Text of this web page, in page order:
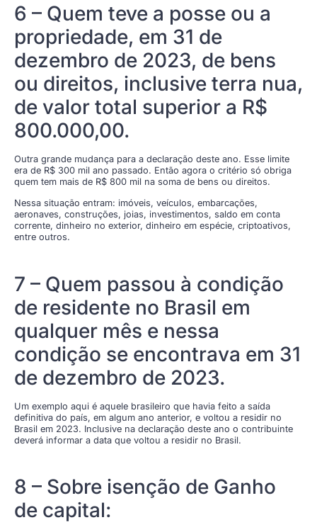
6 – Quem teve a posse ou a
propriedade, em 31 de
dezembro de 2023, de bens
ou direitos, inclusive terra nua,
de valor total superior a R$
800.000,00.
Outra grande mudança para a declaração deste ano. Esse limite
era de R$ 300 mil ano passado. Então agora o critério só obriga
quem tem mais de R$ 800 mil na soma de bens ou direitos.
Nessa situação entram: imóveis, veículos, embarcações,
aeronaves, construções, joias, investimentos, saldo em conta
corrente, dinheiro no exterior, dinheiro em espécie, criptoativos,
entre outros.
7 – Quem passou à condição
de residente no Brasil em
qualquer mês e nessa
condição se encontrava em 31
de dezembro de 2023.
Um exemplo aqui é aquele brasileiro que havia feito a saída
definitiva do país, em algum ano anterior, e voltou a residir no
Brasil em 2023. Inclusive na declaração deste ano o contribuinte
deverá informar a data que voltou a residir no Brasil.
8 – Sobre isenção de Ganho
de capital: